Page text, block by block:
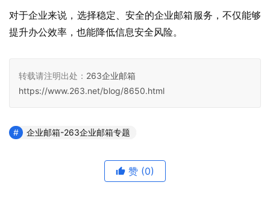
对于企业来说，选择稳定、安全的企业邮箱服务，不仅能够
提升办公效率，也能降低信息安全风险。
转载请注明出处： 263企业邮箱
https://www.263.net/blog/8650.html
企业邮箱-263企业邮箱专题
赞 (0)